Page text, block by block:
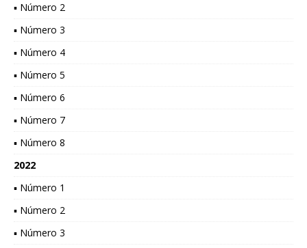
▪ Número 2
▪ Número 3
▪ Número 4
▪ Número 5
▪ Número 6
▪ Número 7
▪ Número 8
2022
▪ Número 1
▪ Número 2
▪ Número 3